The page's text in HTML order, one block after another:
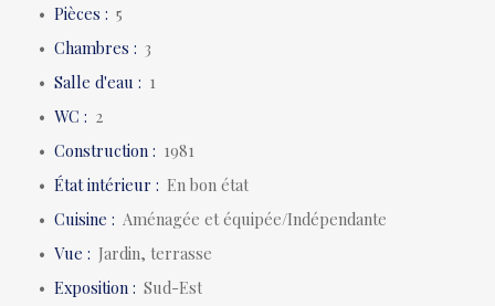
Pièces : 5
Chambres : 3
Salle d'eau : 1
WC : 2
Construction : 1981
État intérieur : En bon état
Cuisine : Aménagée et équipée/Indépendante
Vue : Jardin, terrasse
Exposition : Sud-Est